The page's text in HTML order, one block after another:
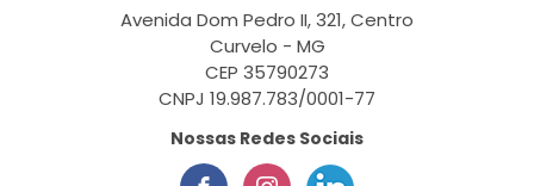
Avenida Dom Pedro II, 321, Centro
Curvelo - MG
CEP 35790273
CNPJ 19.987.783/0001-77
Nossas Redes Sociais